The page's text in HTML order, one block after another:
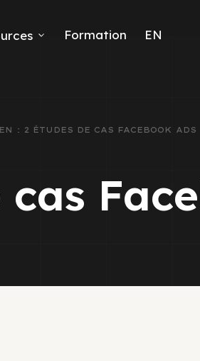
Formation EN
: 2 ÉTUDES DE CAS FACEBOOK ADS